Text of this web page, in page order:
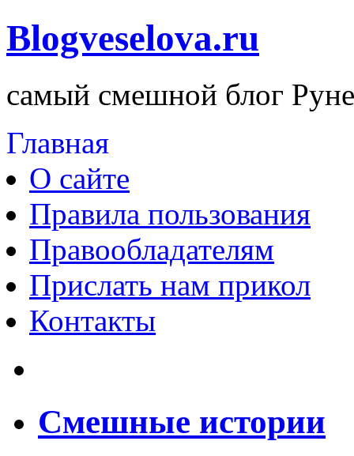
Blogveselova.ru
самый смешной блог
Главная
О сайте
Правила пользования
Правообладателям
Прислать нам прикол
Контакты
Смешные истории